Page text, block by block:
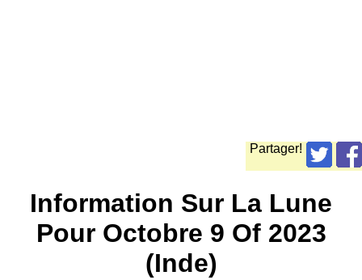
Partager!
Information Sur La Lune
Pour Octobre 9 Of 2023
(Inde)